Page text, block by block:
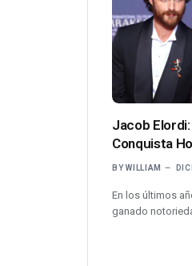
Jacob
Conquista
BY WILLIAM
En los últimos
ganado